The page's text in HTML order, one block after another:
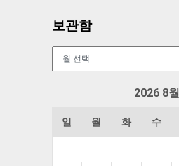
보관함
2026 8월
일 월 화 수